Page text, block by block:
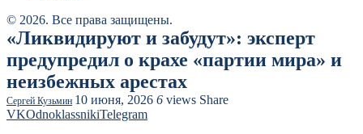
© 2026. Все права защищены.
«Ликвидируют и забудут»: эксперт
предупредил о крахе «партии мира» и
неизбежных арестах
Сергей Кузьмин 10 июня, 2026 6 views Share
VKOdnoklassnikiTelegram